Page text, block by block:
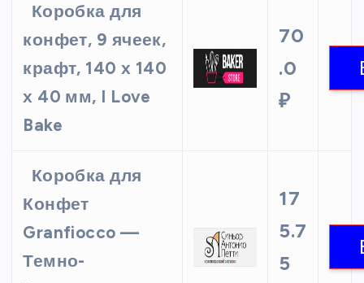
Коробка для
конфет, 9 ячеек,
крафт, 140 х 140
х 40 мм, I Love
Bake
70
.0
₽
Коробка для
Конфет
Granfiocco —
Темно-
17
5.7
5